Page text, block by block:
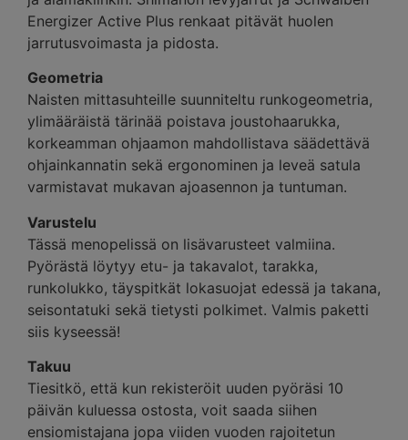
Energizer Active Plus renkaat pitävät huolen
jarrutusvoimasta ja pidosta.
Geometria
Naisten mittasuhteille suunniteltu runkogeometria,
ylimääräistä tärinää poistava joustohaarukka,
korkeamman ohjaamon mahdollistava säädettävä
ohjainkannatin sekä ergonominen ja leveä satula
varmistavat mukavan ajoasennon ja tuntuman.
Varustelu
Tässä menopelissä on lisävarusteet valmiina.
Pyörästä löytyy etu- ja takavalot, tarakka,
runkolukko, täyspitkät lokasuojat edessä ja takana,
seisontatuki sekä tietysti polkimet. Valmis paketti
siis kyseessä!
Takuu
Tiesitkö, että kun rekisteröit uuden pyöräsi 10
päivän kuluessa ostosta, voit saada siihen
ensiomistajana jopa viiden vuoden rajoitetun